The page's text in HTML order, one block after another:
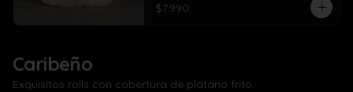
$7.990
Caribeño
Exquisitos rolls con cobertura de plátano frito.